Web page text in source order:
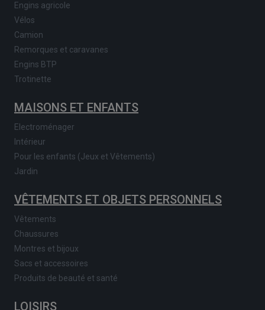
Engins agricole
Vélos
Camion
Remorques et caravanes
Engins BTP
Trotinette
MAISONS ET ENFANTS
Electroménager
Intérieur
Pour les enfants (Jeux et Vêtements)
Jardin
VÊTEMENTS ET OBJETS PERSONNELS
Vêtements
Chaussures
Montres et bijoux
Sacs et accessoires
Produits de beauté et santé
LOISIRS